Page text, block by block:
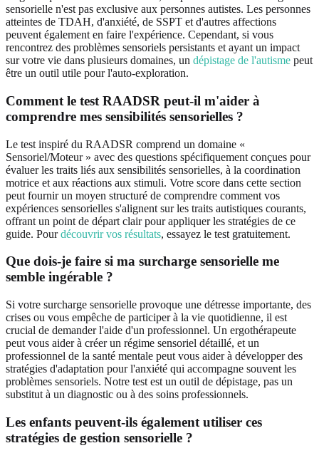
sensorielle n'est pas exclusive aux personnes autistes. Les personnes
atteintes de TDAH, d'anxiété, de SSPT et d'autres affections
peuvent également en faire l'expérience. Cependant, si vous
rencontrez des problèmes sensoriels persistants et ayant un impact
sur votre vie dans plusieurs domaines, un dépistage de l'autisme peut
être un outil utile pour l'auto-exploration.
Comment le test RAADSR peut-il m'aider à
comprendre mes sensibilités sensorielles ?
Le test inspiré du RAADSR comprend un domaine «
Sensoriel/Moteur » avec des questions spécifiquement conçues pour
évaluer les traits liés aux sensibilités sensorielles, à la coordination
motrice et aux réactions aux stimuli. Votre score dans cette section
peut fournir un moyen structuré de comprendre comment vos
expériences sensorielles s'alignent sur les traits autistiques courants,
offrant un point de départ clair pour appliquer les stratégies de ce
guide. Pourdécouvrir vos résultats, essayez le test gratuitement.
Que dois-je faire si ma surcharge sensorielle me
semble ingérable ?
Si votre surcharge sensorielle provoque une détresse importante, des
crises ou vous empêche de participer à la vie quotidienne, il est
crucial de demander l'aide d'un professionnel. Un ergothérapeute
peut vous aider à créer un régime sensoriel détaillé, et un
professionnel de la santé mentale peut vous aider à développer des
stratégies d'adaptation pour l'anxiété qui accompagne souvent les
problèmes sensoriels. Notre test est un outil de dépistage, pas un
substitut à un diagnostic ou à des soins professionnels.
Les enfants peuvent-ils également utiliser ces
stratégies de gestion sensorielle ?